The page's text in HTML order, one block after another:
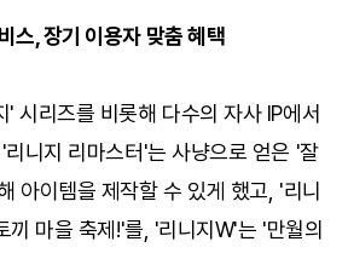
, 장기 이용자 맞춤 혜택
' 시리즈를 비롯해 다수의 자사 IP에서
니지 리마스터'는 사냥으로 얻은 '잘
아이템을 제작할 수 있게 했고, '리니
끼 마을 축제!'를, '리니지W'는 '만월의